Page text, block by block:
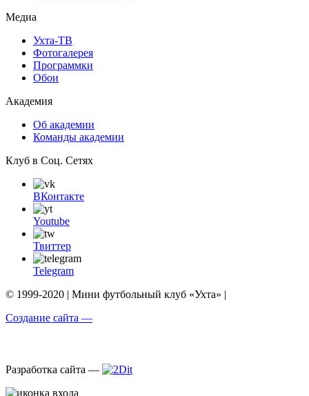
Медиа
Ухта-ТВ
Фотогалерея
Программки
Обои
Академия
Об академии
Команды академии
Клуб в Соц. Сетях
ВКонтакте
Youtube
Твиттер
Telegram
© 1999-2020 | Мини футбольный клуб «Ухта» |
Создание сайта —
Разработка сайта —